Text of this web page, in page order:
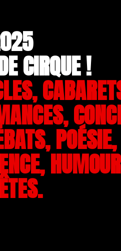
CIRQUE !
POÉSIE,